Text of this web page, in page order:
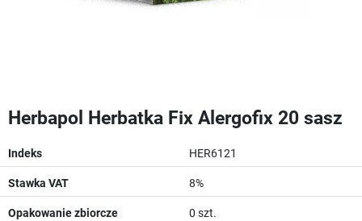
Herbapol Herbatka Fix Alergofix 20 sasz
Indeks HER6121
Stawka VAT 8%
Opakowanie zbiorcze 0 szt.